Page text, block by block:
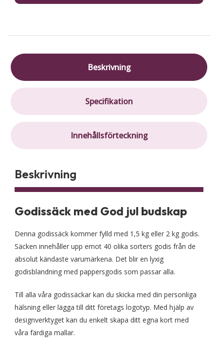
kg
Beskrivning
Specifikation
Innehållsförteckning
Beskrivning
Godissäck med God jul budskap
Denna godissäck kommer fylld med 1,5 kg eller 2 kg godis.
Säcken innehåller upp emot 40 olika sorters godis från de
absolut kändaste varumärkena. Det blir en lyxig
godisblandning med pappersgodis som passar alla.
Till alla våra godissäckar kan du skicka med din personliga
hälsning eller lägga till ditt företags logotyp. Med hjälp av
designverktyget kan du enkelt skapa ditt egna kort med
våra färdiga mallar.